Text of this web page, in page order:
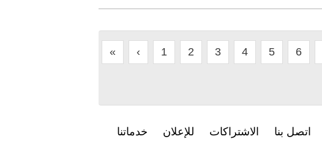
« ‹ 1 2 3 4 5 6
اتصل بنا الاشتراكات للإعلان خدماتنا